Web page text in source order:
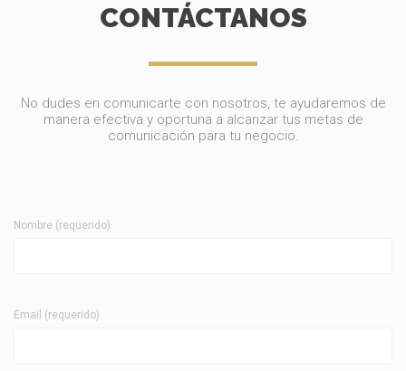
CONTÁCTANOS
No dudes en comunicarte con nosotros, te ayudaremos de
manera efectiva y oportuna a alcanzar tus metas de
comunicación para tu negocio.
Nombre (requerido)
Email (requerido)